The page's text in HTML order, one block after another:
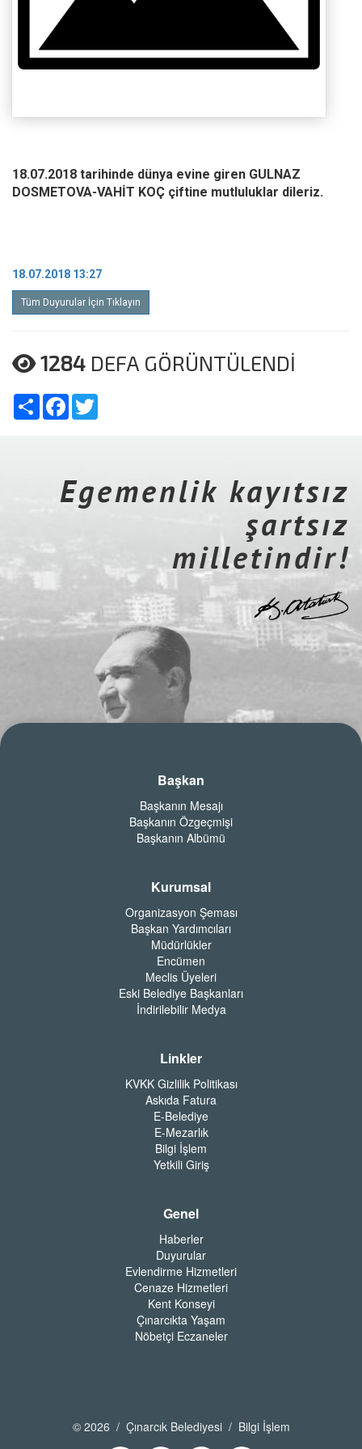
18.07.2018 tarihinde dünya evine giren GULNAZ
DOSMETOVA-VAHİT KOÇ çiftine mutluluklar dileriz.
18.07.2018 13:27
Tüm Duyurular İçin Tıklayın
1284 DEFA GÖRÜNTÜLENDİ
Share Facebook
Egemenlik kayıtsız
şartsız
milletindir!
Başkan
Başkanın Mesajı
Başkanın Özgeçmişi
Başkanın Albümü
Kurumsal
Organizasyon Şeması
Başkan Yardımcıları
Müdürlükler
Encümen
Meclis Üyeleri
Eski Belediye Başkanları
İndirilebilir Medya
Linkler
KVKK Gizlilik Politikası
Askıda Fatura
E-Belediye
E-Mezarlık
Bilgi İşlem
Yetkili Giriş
Genel
Haberler
Duyurular
Evlendirme Hizmetleri
Cenaze Hizmetleri
Kent Konseyi
Çınarcıkta Yaşam
Nöbetçi Eczaneler
© 2026 / Çınarcık Belediyesi / Bilgi İşlem